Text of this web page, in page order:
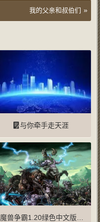
我的父亲和叔伯们 »
与你牵手走天涯
魔兽争霸1.20绿色中文版下载